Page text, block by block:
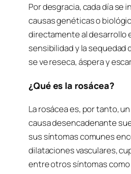
Por desgracia, cada día se
causas genéticas o
directamente al desarrollo
sensibilidad y la sequedad
se ve reseca, áspera y
¿Qué es la rosácea?
La rosácea es, por tanto,
causa desencadenante
sus síntomas comunes
dilataciones vasculares,
entre otros síntomas